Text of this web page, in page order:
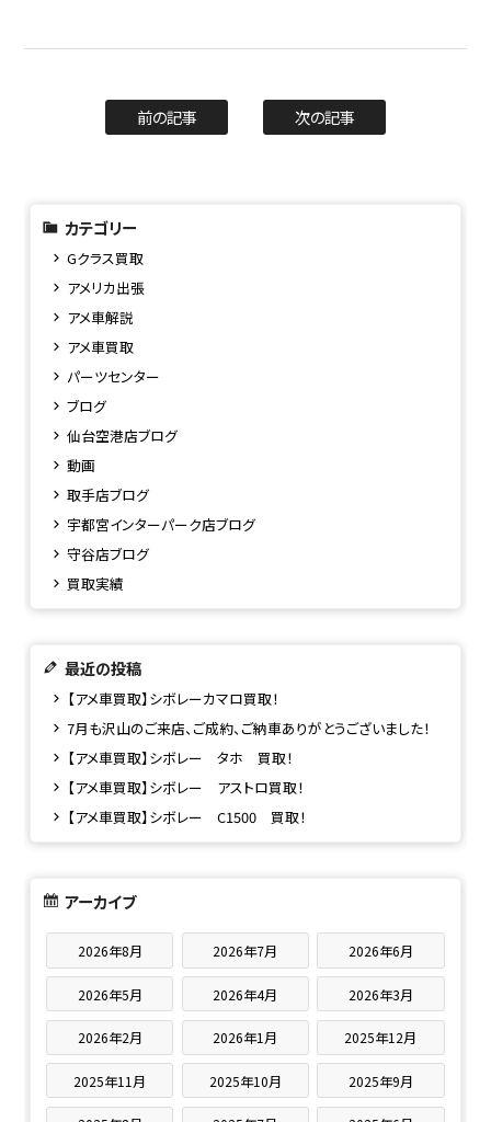
前の記事 次の記事
カテゴリー
Gクラス買取
アメリカ出張
アメ車解説
アメ車買取
パーツセンター
ブログ
仙台空港店ブログ
動画
取手店ブログ
宇都宮インターパーク店ブログ
守谷店ブログ
買取実績
最近の投稿
【アメ車買取】シボレーカマロ買取！
7月も沢山のご来店、ご成約、ご納車ありがとうございました！
【アメ車買取】シボレー タホ 買取！
【アメ車買取】シボレー アストロ買取！
【アメ車買取】シボレー C1500 買取！
アーカイブ
2026年8月 2026年7月 2026年6月
2026年5月 2026年4月 2026年3月
2026年2月 2026年1月 2025年12月
2025年11月 2025年10月 2025年9月